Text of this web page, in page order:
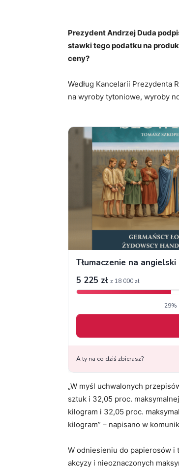
Prezydent Andrzej Duda
stawki tego podatku na
ceny?
Według Kancelarii Prezydenta
na wyroby tytoniowe, wyroby
„W myśl uchwalonych
sztuk i 32,05 proc.
kilogram i 32,05 proc.
kilogram” – napisano w
W odniesieniu do papierosów i
akcyzy i nieoznaczonych